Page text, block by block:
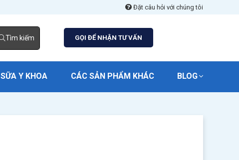
Đặt câu hỏi với chúng tôi
Tìm kiếm GỌI ĐỂ NHẬN TƯ VẤN
SỮA Y KHOA CÁC SẢN PHẨM KHÁC BLOG